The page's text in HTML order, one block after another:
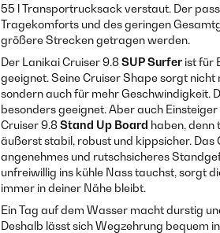
55 l Transportrucksack verstaut. Der
Tragekomforts und des geringen
größere Strecken getragen werden.
Der Lanikai Cruiser 9.8SUP Surfer ist für
geeignet. Seine Cruiser Shape sorgt
sondern auch für mehr Geschwindigkeit.
besonders geeignet. Aber auch
Cruiser 9.8Stand Up Board haben, denn
äußerst stabil, robust und kippsicher.
angenehmes und rutschsicheres
unfreiwillig ins kühle Nass tauchst, sorgt
immer in deiner Nähe bleibt.
Ein Tag auf dem Wasser macht durstig
Deshalb lässt sich Wegzehrung bequem